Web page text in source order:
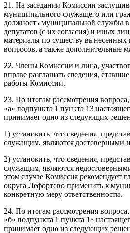
21. На заседании Комиссии
муниципального служащего или
должность муниципальной службы в
депутатов (с их согласия) и иных
материалы по существу вынесенных
вопросов, а также дополнительные
22. Члены Комиссии и лица,
вправе разглашать сведения,
работы Комиссии.
23. По итогам рассмотрения
«а» подпункта 1 пункта 13
принимает одно из следующих
1) установить, что сведения,
служащим, являются достоверными
2) установить, что сведения,
служащим, являются
этом случае Комиссия рекомендует
округа Лефортово применить к
конкретную меру ответственности.
24. По итогам рассмотрения
«б» подпункта 1 пункта 13
принимает одно из следующих